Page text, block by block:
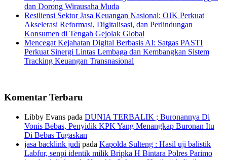
dan Dorong Wirausaha Muda
Resiliensi Sektor Jasa Keuangan Nasional: OJK Perkuat
Akselerasi Reformasi, Digitalisasi, dan Perlindungan
Konsumen di Tengah Gejolak Global
Mencegat Kejahatan Digital Berbasis AI: Satgas PASTI
Perkuat Sinergi Lintas Lembaga dan Kembangkan Sistem
Tracking Keuangan Transnasional
Komentar Terbaru
Libby Evans pada DUNIA TERBALIK ; Buronannya Di
Vonis Bebas, Penyidik KPK Yang Menangkap Buronan Itu
Di Bebas Tugaskan
jasa backlink judi pada Kapolda Sulteng : Hasil uji balistik
Labfor, senpi identik milik Bripka H Bintara Polres Parimo